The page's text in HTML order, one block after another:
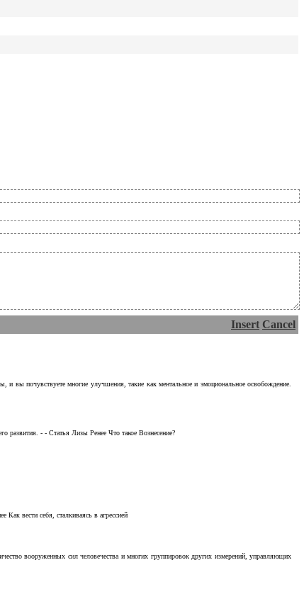
Insert Cancel
вы почувствуете многие улучшения, такие как ментальное и эмоциональное освобождение.
развития. - - Статья Лизы Ренее Что такое Вознесение?
Как вести себя, сталкиваясь в агрессией
вооруженных сил человечества и многих группировок других измерений, управляющих